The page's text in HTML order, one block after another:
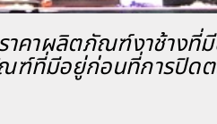
าคาผลิตภัณฑ์งาช้างที่
ฑ์ที่มีอยู่ก่อนที่การปิดต